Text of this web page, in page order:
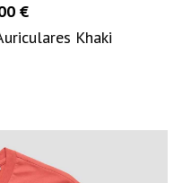
€
Khaki